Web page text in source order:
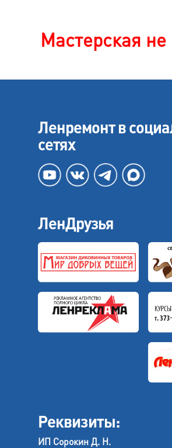
Мастерская не
Ленремонт в
сетях
ЛенДрузья
Реквизиты:
ИП Сорокин Д. Н.